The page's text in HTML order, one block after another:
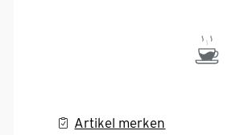
Artikel merken